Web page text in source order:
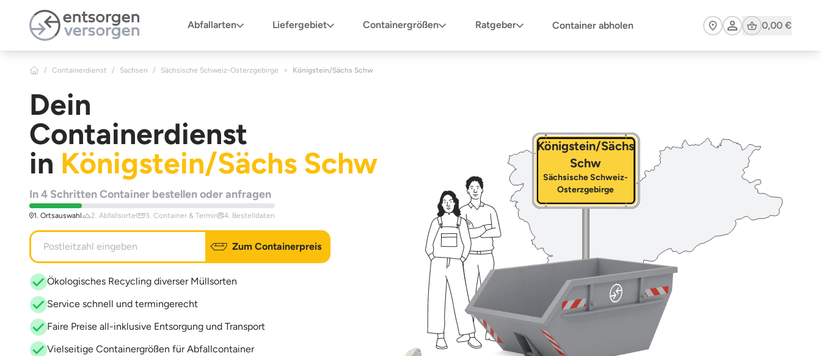
Abfallarten
Liefergebiet Containergrößen Ratgeber Container abholen Cart0,00 €
/ Containerdienst / Sachsen / Sächsische Schweiz-Osterzgebirge > Königstein/Sächs Schw
Dein
Containerdienst
in Königstein/Sächs Schw
In 4 Schritten Container bestellen oder anfragen
1. Ortsauswahl 2. Abfallsorte 3. Container & Termin 4. Bestelldaten
Zum Containerpreis
Ökologisches Recycling diverser Müllsorten
Service schnell und termingerecht
Faire Preise all-inklusive Entsorgung und Transport
Vielseitige Containergrößen für Abfallcontainer
Königstein/Sächs
Schw
Sächsische Schweiz-
Osterzgebirge